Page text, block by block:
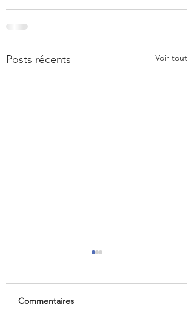
Posts récents Voir tout
Commentaires